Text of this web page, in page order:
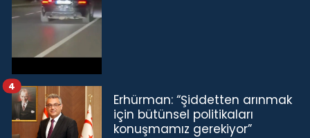
Erhürman: “Şiddetten arınmak
için bütünsel politikaları
konuşmamız gerekiyor”
4